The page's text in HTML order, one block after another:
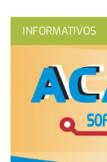
INFORMATIVOS